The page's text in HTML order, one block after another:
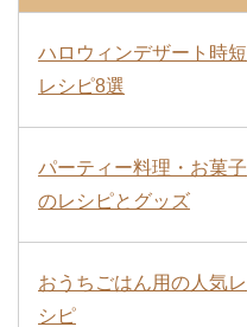
ハロウィンデザート時短
レシピ8選
パーティー料理・お菓子
のレシピとグッズ
おうちごはん用の人気レ
シピ